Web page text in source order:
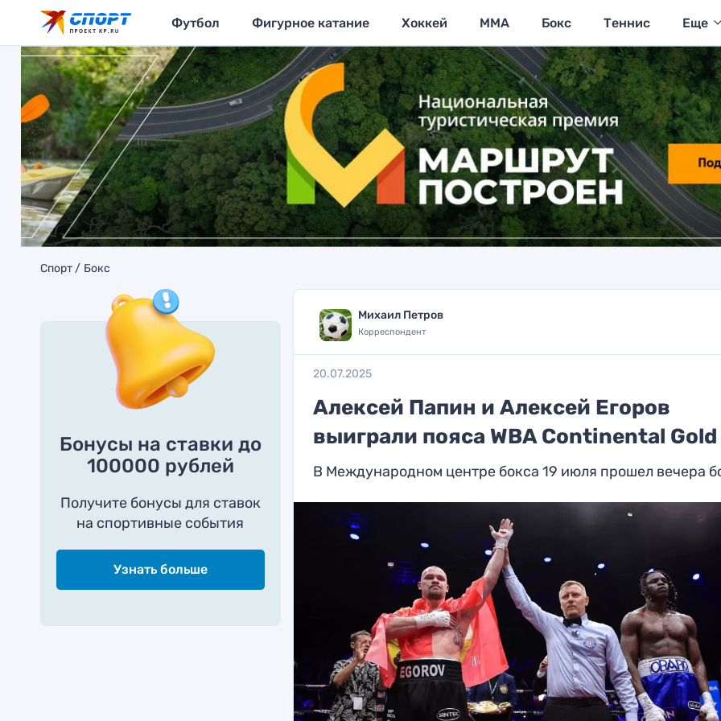
Футбол Фигурное катание Хоккей MMA Бокс Теннис Еще
Спорт Бокс
Бонусы на ставки до
100000 рублей
Получите бонусы для ставок
на спортивные события
Узнать больше
Михаил Петров
Корреспондент
20.07.2025
Алексей Папин и Алексей Егоров
выиграли пояса WBA Continental Gold
В Международном центре бокса 19 июля прошел вечера